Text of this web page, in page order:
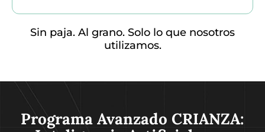
Sin paja. Al grano. Solo lo que nosotros
utilizamos.
Programa Avanzado CRIANZA: